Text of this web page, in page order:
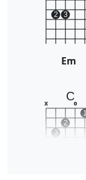
2 3
Em
C
x
3
2
o